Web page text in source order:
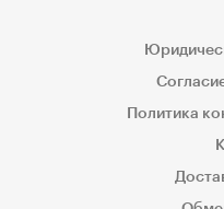
Политика